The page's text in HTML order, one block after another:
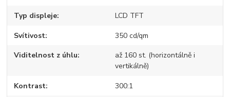
Typ displeje LCD TFT
Svítivost 350 cd/qm
Viditelnost z úhlu
až 160 st. (horizontálně i
vertikálně)
Kontrast 300:1